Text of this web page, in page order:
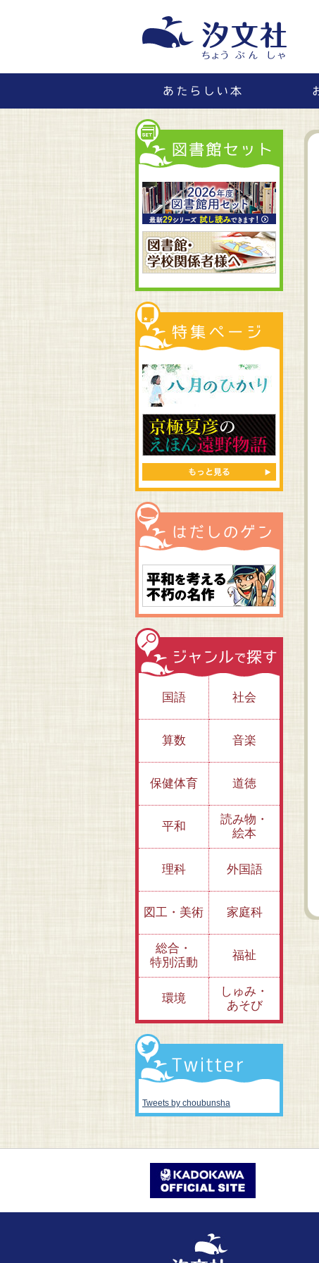
国語 社会
算数 音楽
保健体育 道徳
平和
読み物・
絵本
理科 外国語
図工・美術 家庭科
総合・
特別活動
福祉
環境
しゅみ・
あそび
Tweets by choubunsha